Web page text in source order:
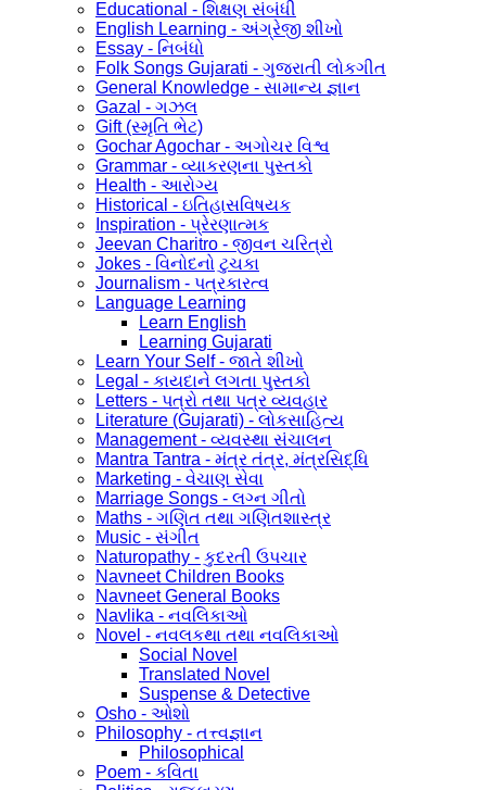
Educational - શિક્ષણ સંબંધી
English Learning - અંગ્રેજી શીખો
Essay - નિબંધો
Folk Songs Gujarati - ગુજરાતી લોકગીત
General Knowledge - સામાન્ય જ્ઞાન
Gazal - ગઝલ
Gift (સ્મૃતિ ભેટ)
Gochar Agochar - અગોચર વિશ્વ
Grammar - વ્યાકરણના પુસ્તકો
Health - આરોગ્ય
Historical - ઇતિહાસવિષયક
Inspiration - પ્રેરણાત્મક
Jeevan Charitro - જીવન ચરિત્રો
Jokes - વિનોદનો ટુચકા
Journalism - પત્રકારત્વ
Language Learning
Learn English
Learning Gujarati
Learn Your Self - જાતે શીખો
Legal - કાયદાને લગતા પુસ્તકો
Letters - પત્રો તથા પત્ર વ્યવહાર
Literature (Gujarati) - લોકસાહિત્ય
Management - વ્યવસ્થા સંચાલન
Mantra Tantra - મંત્ર તંત્ર, મંત્રસિદ્ધિ
Marketing - વેચાણ સેવા
Marriage Songs - લગ્ન ગીતો
Maths - ગણિત તથા ગણિતશાસ્ત્ર
Music - સંગીત
Naturopathy - કુદરતી ઉપચાર
Navneet Children Books
Navneet General Books
Navlika - નવલિકાઓ
Novel - નવલકથા તથા નવલિકાઓ
Social Novel
Translated Novel
Suspense & Detective
Osho - ઓશો
Philosophy - તત્ત્વજ્ઞાન
Philosophical
Poem - કવિતા